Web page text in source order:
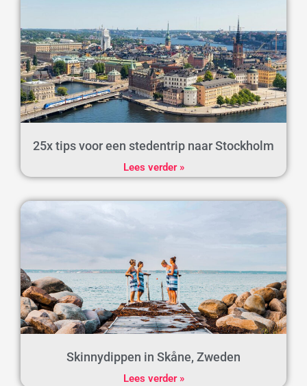
25x tips voor een stedentrip naar Stockholm
Lees verder »
Skinnydippen in Skåne, Zweden
Lees verder »